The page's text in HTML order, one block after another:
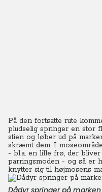
På den fortsatte rute
pludselig springer en stor
stien og løber ud på
skræmt dem. I
- bl.a. en lille frø, der
parringsmoden - og så er
knytter sig til højmosens
Dådyr springer på marken